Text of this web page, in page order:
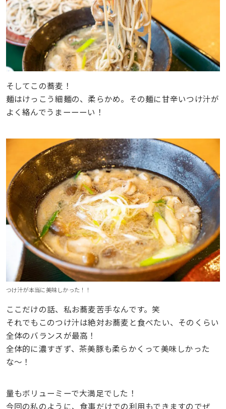
そしてこの蕎麦！
麺はけっこう細麺の、柔らかめ。その麺に甘辛いつけ汁が
よく絡んでうまーーーい！
つけ汁が本当に美味しかった！！
ここだけの話、私お蕎麦苦手なんです。笑
それでもこのつけ汁は絶対お蕎麦と食べたい、そのくらい
全体のバランスが最高！
全体的に濃すぎず、茶美豚も柔らかくって美味しかった
な〜！
量もボリューミーで大満足でした！
今回の私のように、食事だけでの利用もできますのでぜ